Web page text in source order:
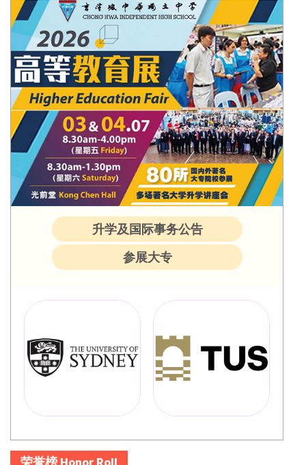
升学及国际事务公告
参展大专
荣誉榜 Honor Roll